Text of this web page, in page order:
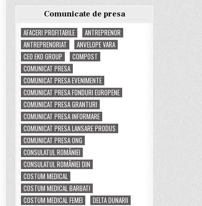
Comunicate de presa
AFACERI PROFITABILE
ANTREPRENOR
ANTREPRENORIAT
ANVELOPE VARA
CEO EKO GROUP
COMPOST
COMUNICAT PRESA
COMUNICAT PRESA EVENIMENTE
COMUNICAT PRESA FONDURI EUROPENE
COMUNICAT PRESA GRANTURI
COMUNICAT PRESA INFORMARE
COMUNICAT PRESA LANSARE PRODUS
COMUNICAT PRESA ONG
CONSULATUL ROMÂNIEI
CONSULATUL ROMÂNIEI DIN
COSTUM MEDICAL
COSTUM MEDICAL BARBATI
COSTUM MEDICAL FEMEI
DELTA DUNARII